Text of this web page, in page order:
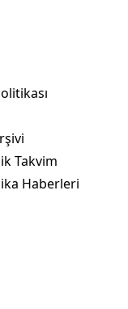
Kırıkkale
Batman
Takvim
Haberleri